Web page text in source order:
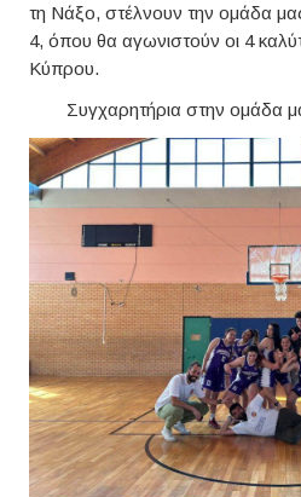
τη Νάξο, στέλνουν την ομάδα
4, όπου θα αγωνιστούν οι 4
Κύπρου.
Συγχαρητήρια στην ομάδα